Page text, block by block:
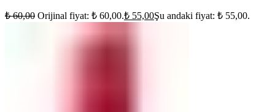
₺60,00 Orijinal fiyat: ₺ 60,00.₺ 55,00Şu andaki fiyat: ₺ 55,00.